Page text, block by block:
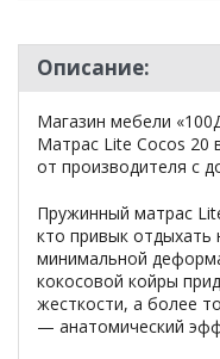
Описание:
Магазин мебели
Матрас Lite Cocos 20
от производителя с
Пружинный матрас
кто привык отдыхать
минимальной
кокосовой койры
жесткости, а более
— анатомический